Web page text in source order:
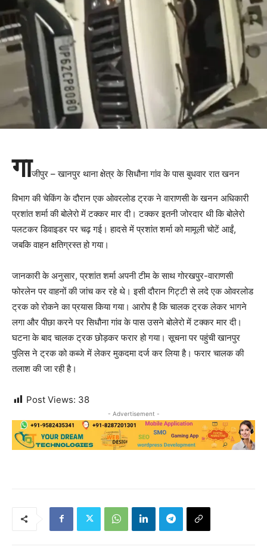
गाजीपुर – खानपुर थाना क्षेत्र के सिधौना गांव के पास बुधवार रात खनन
विभाग की चेकिंग के दौरान एक ओवरलोड ट्रक ने वाराणसी के खनन अधिकारी
प्रशांत शर्मा की बोलेरो में टक्कर मार दी। टक्कर इतनी जोरदार थी कि बोलेरो
पलटकर डिवाइडर पर चढ़ गई। हादसे में प्रशांत शर्मा को मामूली चोटें आईं,
जबकि वाहन क्षतिग्रस्त हो गया।
जानकारी के अनुसार, प्रशांत शर्मा अपनी टीम के साथ गोरखपुर-वाराणसी
फोरलेन पर वाहनों की जांच कर रहे थे। इसी दौरान गिट्टी से लदे एक ओवरलोड
ट्रक को रोकने का प्रयास किया गया। आरोप है कि चालक ट्रक लेकर भागने
लगा और पीछा करने पर सिधौना गांव के पास उसने बोलेरो में टक्कर मार दी।
घटना के बाद चालक ट्रक छोड़कर फरार हो गया। सूचना पर पहुंची खानपुर
पुलिस ने ट्रक को कब्जे में लेकर मुकदमा दर्ज कर लिया है। फरार चालक की
तलाश की जा रही है।
Post Views: 38
- Advertisement -